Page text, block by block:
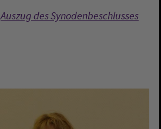
Auszug des Synodenbeschlusses